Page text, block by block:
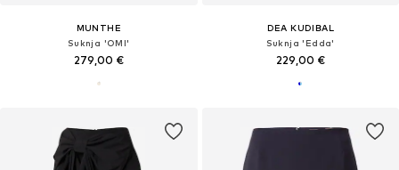
MUNTHE
Suknja 'OMI'
279,00 €
DEA KUDIBAL
Suknja 'Edda'
229,00 €